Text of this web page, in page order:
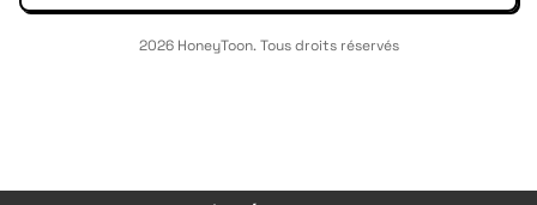
2026 HoneyToon. Tous droits réservés